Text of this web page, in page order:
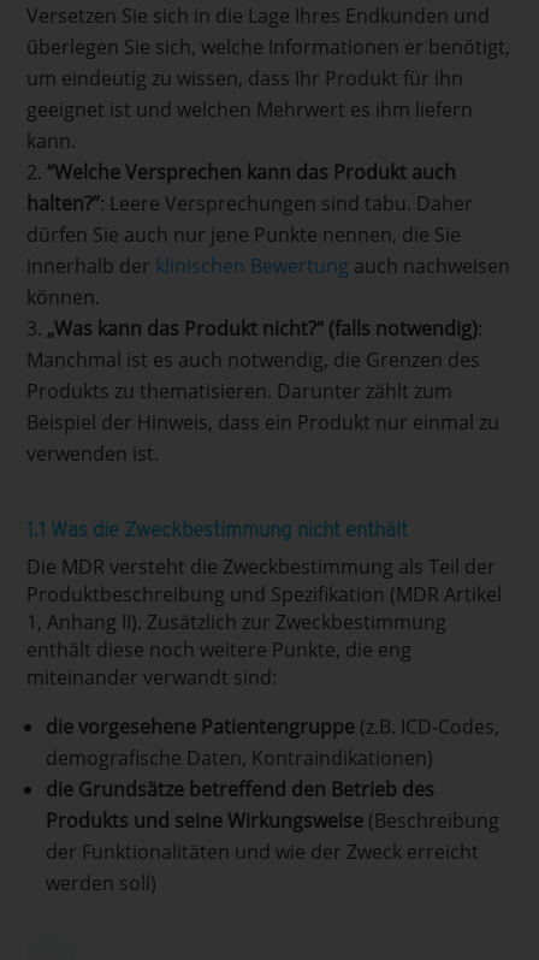
Versetzen Sie sich in die Lage Ihres Endkunden und
überlegen Sie sich, welche Informationen er benötigt,
um eindeutig zu wissen, dass Ihr Produkt für ihn
geeignet ist und welchen Mehrwert es ihm liefern
kann.
“Welche Versprechen kann das Produkt auch
halten?”: Leere Versprechungen sind tabu. Daher
dürfen Sie auch nur jene Punkte nennen, die Sie
innerhalb der klinischen Bewertung auch nachweisen
können.
„Was kann das Produkt nicht?“ (falls notwendig):
Manchmal ist es auch notwendig, die Grenzen des
Produkts zu thematisieren. Darunter zählt zum
Beispiel der Hinweis, dass ein Produkt nur einmal zu
verwenden ist.
1.1 Was die Zweckbestimmung nicht enthält
Die MDR versteht die Zweckbestimmung als Teil der
Produktbeschreibung und Spezifikation (MDR Artikel
1, Anhang II). Zusätzlich zur Zweckbestimmung
enthält diese noch weitere Punkte, die eng
miteinander verwandt sind:
die vorgesehene Patientengruppe (z.B. ICD-Codes,
demografische Daten, Kontraindikationen)
die Grundsätze betreffend den Betrieb des
Produkts und seine Wirkungsweise (Beschreibung
der Funktionalitäten und wie der Zweck erreicht
werden soll)